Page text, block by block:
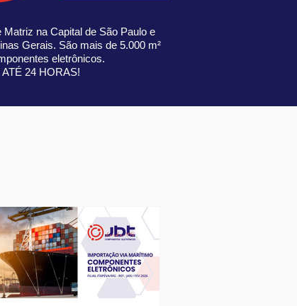
na Capital de São Paulo e
Gerais. São mais de 5.000 m²
eletrônicos.
24 HORAS!